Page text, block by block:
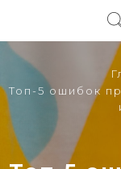
Топ-5 ошибок